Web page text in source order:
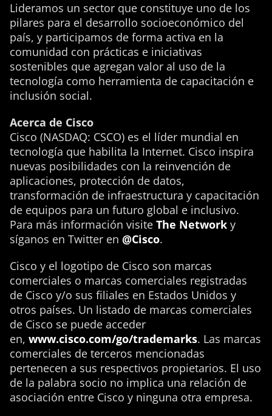
Lideramos un sector que constituye uno de los
pilares para el desarrollo socioeconómico del
país, y participamos de forma activa en la
comunidad con prácticas e iniciativas
sostenibles que agregan valor al uso de la
tecnología como herramienta de capacitación e
inclusión social.
Acerca de Cisco
Cisco (NASDAQ: CSCO) es el líder mundial en
tecnología que habilita la Internet. Cisco inspira
nuevas posibilidades con la reinvención de
aplicaciones, protección de datos,
transformación de infraestructura y capacitación
de equipos para un futuro global e inclusivo.
Para más información visite The Network y
síganos en Twitter en @Cisco.
Cisco y el logotipo de Cisco son marcas
comerciales o marcas comerciales registradas
de Cisco y/o sus filiales en Estados Unidos y
otros países. Un listado de marcas comerciales
de Cisco se puede acceder
en, www.cisco.com/go/trademarks. Las marcas
comerciales de terceros mencionadas
pertenecen a sus respectivos propietarios. El uso
de la palabra socio no implica una relación de
asociación entre Cisco y ninguna otra empresa.